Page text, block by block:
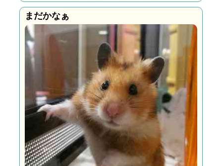
まだかなぁ